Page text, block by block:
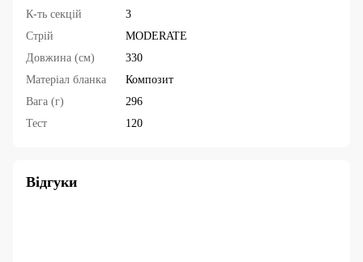
К-ть секцій
3
Стрій
MODERATE
Довжина (см)
330
Матеріал бланка
Композит
Вага (г)
296
Тест
120
Відгуки